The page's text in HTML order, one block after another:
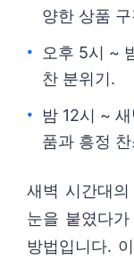
양한 상품
오후 5시 ~
찬 분위기.
밤 12시 ~
품과 흥정
새벽 시간대
눈을 붙였다
방법입니다.